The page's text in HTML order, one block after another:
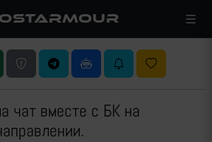
чат вместе с БК на